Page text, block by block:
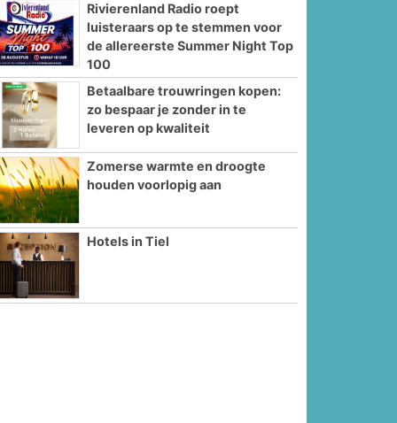
Rivierenland Radio roept
luisteraars op te stemmen voor
de allereerste Summer Night Top
100
Betaalbare trouwringen kopen:
zo bespaar je zonder in te
leveren op kwaliteit
Zomerse warmte en droogte
houden voorlopig aan
Hotels in Tiel